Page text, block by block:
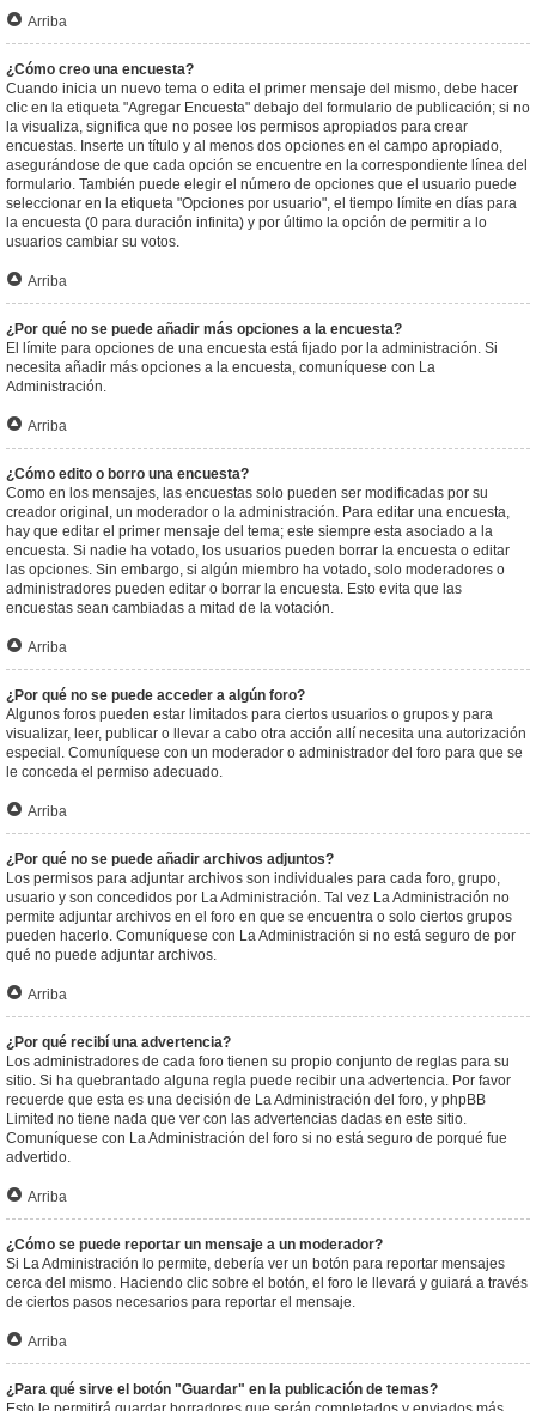
Arriba
¿Cómo creo una encuesta?
Cuando inicia un nuevo tema o edita el primer mensaje del mismo, debe hacer
clic en la etiqueta "Agregar Encuesta" debajo del formulario de publicación; si no
la visualiza, significa que no posee los permisos apropiados para crear
encuestas. Inserte un título y al menos dos opciones en el campo apropiado,
asegurándose de que cada opción se encuentre en la correspondiente línea del
formulario. También puede elegir el número de opciones que el usuario puede
seleccionar en la etiqueta "Opciones por usuario", el tiempo límite en días para
la encuesta (0 para duración infinita) y por último la opción de permitir a lo
usuarios cambiar su votos.
Arriba
¿Por qué no se puede añadir más opciones a la encuesta?
El límite para opciones de una encuesta está fijado por la administración. Si
necesita añadir más opciones a la encuesta, comuníquese con La
Administración.
Arriba
¿Cómo edito o borro una encuesta?
Como en los mensajes, las encuestas solo pueden ser modificadas por su
creador original, un moderador o la administración. Para editar una encuesta,
hay que editar el primer mensaje del tema; este siempre esta asociado a la
encuesta. Si nadie ha votado, los usuarios pueden borrar la encuesta o editar
las opciones. Sin embargo, si algún miembro ha votado, solo moderadores o
administradores pueden editar o borrar la encuesta. Esto evita que las
encuestas sean cambiadas a mitad de la votación.
Arriba
¿Por qué no se puede acceder a algún foro?
Algunos foros pueden estar limitados para ciertos usuarios o grupos y para
visualizar, leer, publicar o llevar a cabo otra acción allí necesita una autorización
especial. Comuníquese con un moderador o administrador del foro para que se
le conceda el permiso adecuado.
Arriba
¿Por qué no se puede añadir archivos adjuntos?
Los permisos para adjuntar archivos son individuales para cada foro, grupo,
usuario y son concedidos por La Administración. Tal vez La Administración no
permite adjuntar archivos en el foro en que se encuentra o solo ciertos grupos
pueden hacerlo. Comuníquese con La Administración si no está seguro de por
qué no puede adjuntar archivos.
Arriba
¿Por qué recibí una advertencia?
Los administradores de cada foro tienen su propio conjunto de reglas para su
sitio. Si ha quebrantado alguna regla puede recibir una advertencia. Por favor
recuerde que esta es una decisión de La Administración del foro, y phpBB
Limited no tiene nada que ver con las advertencias dadas en este sitio.
Comuníquese con La Administración del foro si no está seguro de porqué fue
advertido.
Arriba
¿Cómo se puede reportar un mensaje a un moderador?
Si La Administración lo permite, debería ver un botón para reportar mensajes
cerca del mismo. Haciendo clic sobre el botón, el foro le llevará y guiará a través
de ciertos pasos necesarios para reportar el mensaje.
Arriba
¿Para qué sirve el botón "Guardar" en la publicación de temas?